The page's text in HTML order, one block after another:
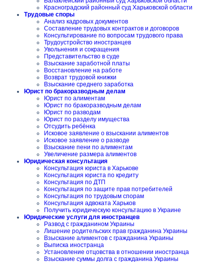
Красноградский районный суд Харьковской области
Трудовые споры
Анализ кадровых документов
Составление трудовых контрактов и договоров
Консультирование по вопросам трудового права
Трудоустройство иностранцев
Увольнения и сокращения
Представительство в суде
Взыскание заработной платы
Восстановление на работе
Возврат трудовой книжки
Взыскание среднего заработка
Юрист по бракоразводным делам
Юрист по алиментам
Юрист по бракоразводным делам
Юрист по разводам
Юрист по разделу имущества
Отсудить ребёнка
Исковое заявление о взыскании алиментов
Исковое заявление о разводе
Взыскание пени по алиментам
Увеличение размера алиментов
Юридическая консультация
Консультация юриста в Харькове
Консультация юриста по кредиту
Консультация по ДТП
Консультация по защите прав потребителей
Консультация по трудовым спорам
Консультация адвоката Харьков
Получить юридическую консультацию в Украине
Юридические услуги для иностранцев
Развод с гражданином Украины
Лишение родительских прав гражданина Украины
Взыскание алиментов с гражданина Украины
Выписка иностранца
Установление отцовства в отношении иностранца
Взыскание суммы долга с гражданина Украины